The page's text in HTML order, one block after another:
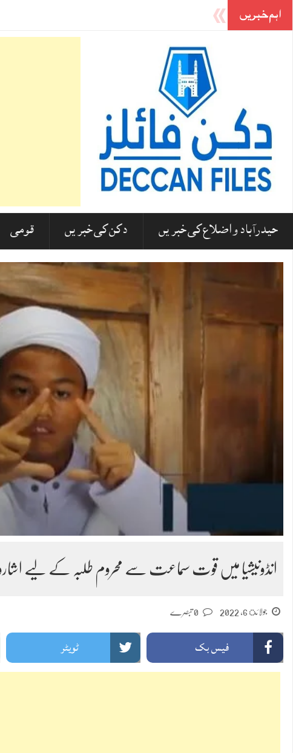
اہم خبریں
حیدرآباد و اضلاع کی خبریں دکن کی خبریں قومی
انڈونیشیا میں قوت سماعت سے محروم طلبہ کے لیے
جولائ 6, 2022 0 تبصرے
فیس بک ٹویٹر